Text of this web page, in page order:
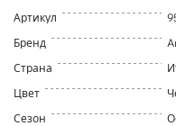
Артикул
Бренд
Страна
Цвет
Сезон